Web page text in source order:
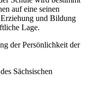
auf eine seinen
und Bildung
Lage.
der Persönlichkeit der
Sächsischen